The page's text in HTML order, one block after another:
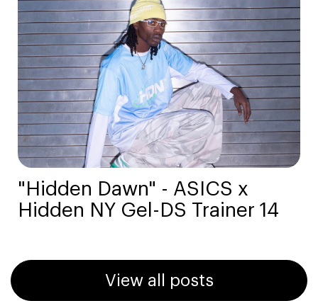
"Hidden Dawn" - ASICS x
Hidden NY Gel-DS Trainer 14
View all posts